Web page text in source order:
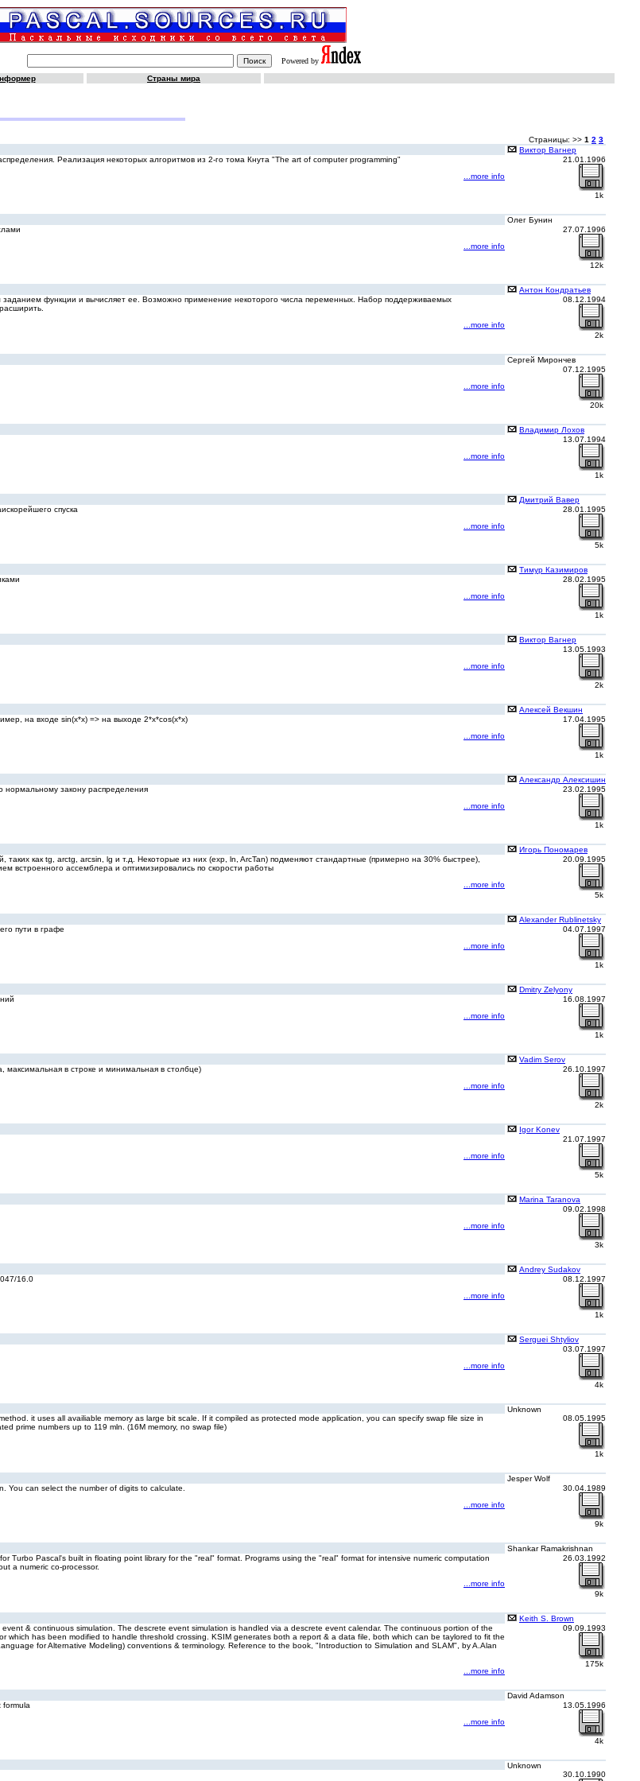
Powered by
Страны мира
Страницы: >> 1 2 3
Виктор Вагнер
Реализация некоторых алгоритмов из 2-го тома Кнута "The art of computer programming"
...more info
21.01.1996
1k
Олег Бунин
...more info
27.07.1996
12k
Антон Кондратьев
заданием функции и вычисляет ее. Возможно применение некоторого числа переменных. Набор поддерживаемых
...more info
08.12.1994
2k
Сергей Мирончев
...more info
07.12.1995
20k
Владимир Лохов
...more info
13.07.1994
1k
Дмитрий Вавер
спуска
...more info
28.01.1995
5k
Тимур Казимиров
...more info
28.02.1995
1k
Виктор Вагнер
...more info
13.05.1993
2k
Алексей Векшин
на входе sin(x*x) => на выходе 2*x*cos(x*x)
...more info
17.04.1995
1k
Александр Алексишин
нормальному закону распределения
...more info
23.02.1995
1k
Игорь Пономарев
таких как tg, arctg, arcsin, lg и т.д. Некоторые из них (exp, ln, ArcTan) подменяют стандартные (примерно на 30% быстрее),
встроенного ассемблера и оптимизировались по скорости работы
...more info
20.09.1995
5k
Alexander Rublinetsky
пути в графе
...more info
04.07.1997
1k
Dmitry Zelyony
...more info
16.08.1997
1k
Vadim Serov
мaксимaльнaя в строке и минимaльнaя в столбце)
...more info
26.10.1997
2k
Igor Konev
...more info
21.07.1997
5k
Marina Taranova
...more info
09.02.1998
3k
Andrey Sudakov
16.0
...more info
08.12.1997
1k
Serguei Shtyliov
...more info
03.07.1997
4k
Unknown
it uses all availiable memory as large bit scale. If it compiled as protected mode application, you can specify swap file size in
prime numbers up to 119 mln. (16M memory, no swap file)
08.05.1995
1k
Jesper Wolf
You can select the number of digits to calculate.
...more info
30.04.1989
9k
Shankar Ramakrishnan
Turbo Pascal's built in floating point library for the "real" format. Programs using the "real" format for intensive numeric computation
a numeric co-processor.
...more info
26.03.1992
9k
Keith S. Brown
& continuous simulation. The descrete event simulation is handled via a descrete event calendar. The continuous portion of the
which has been modified to handle threshold crossing. KSIM generates both a report & a data file, both which can be taylored to fit the
for Alternative Modeling) conventions & terminology. Reference to the book, "Introduction to Simulation and SLAM", by A.Alan
...more info
09.09.1993
175k
David Adamson
formula
...more info
13.05.1996
4k
Unknown
30.10.1990